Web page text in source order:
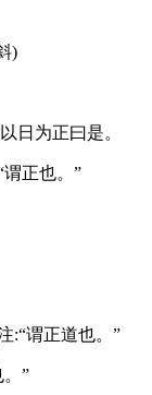
)
日为正曰是。
正也。”
:“谓正道也。”
”